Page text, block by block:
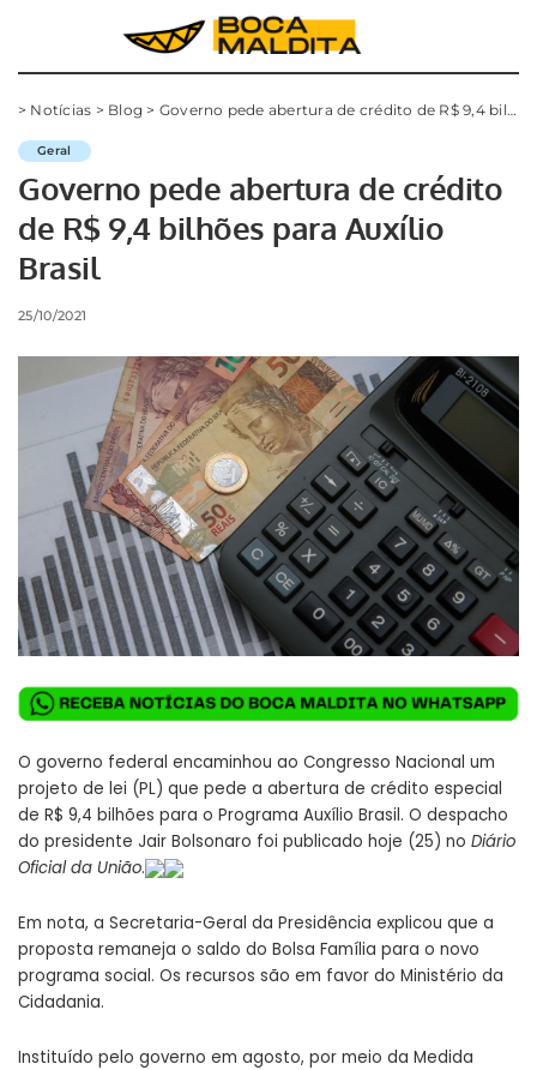
> Notícias > Blog > Governo pede abertura de crédito de R$ 9,4 bilhões para Auxílio Brasil
Geral
Governo pede abertura de crédito
de R$ 9,4 bilhões para Auxílio
Brasil
25/10/2021
O governo federal encaminhou ao Congresso Nacional um
projeto de lei (PL) que pede a abertura de crédito especial
de R$ 9,4 bilhões para o Programa Auxílio Brasil. O despacho
do presidente Jair Bolsonaro foi publicado hoje (25) no Diário
Oficial da União.
Em nota, a Secretaria-Geral da Presidência explicou que a
proposta remaneja o saldo do Bolsa Família para o novo
programa social. Os recursos são em favor do Ministério da
Cidadania.
Instituído pelo governo em agosto, por meio da Medida